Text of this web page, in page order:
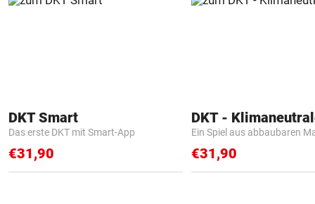
DKT Smart
Das erste DKT mit Smart-App
€31,90
Ein Spiel aus abbaubaren
€31,90